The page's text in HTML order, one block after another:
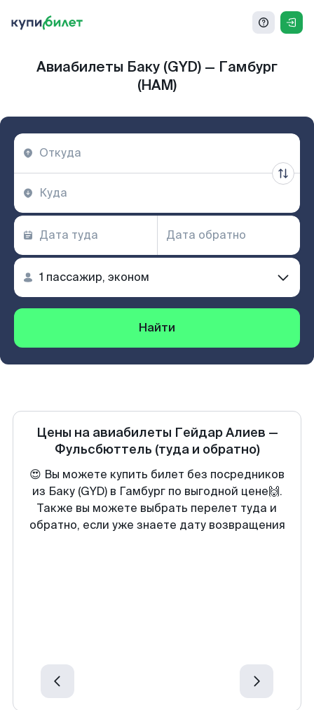
Авиабилеты Баку (GYD) — Гамбург
(HAM)
Найти
Цены на авиабилеты Гейдар Алиев —
Фульсбюттель (туда и обратно)
😍 Вы можете купить билет без посредников
из Баку (GYD) в Гамбург по выгодной цене🙌.
Также вы можете выбрать перелет туда и
обратно, если уже знаете дату возвращения